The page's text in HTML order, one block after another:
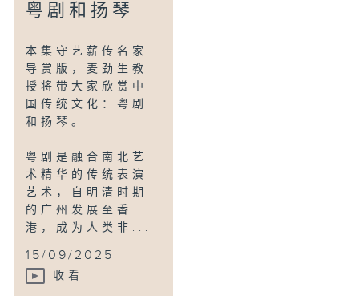
粤剧和扬琴
本集守艺薪传名家
导赏版，麦劲生教
授将带大家欣赏中
国传统文化：粤剧
和扬琴。
粤剧是融合南北艺
术精华的传统表演
艺术，自明清时期
的广州发展至香
港，成为人类非...
15/09/2025
收看